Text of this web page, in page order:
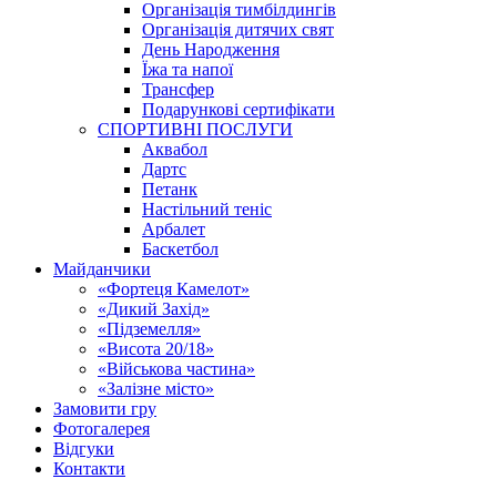
Організація тимбілдингів
Організація дитячих свят
День Народження
Їжа та напої
Трансфер
Подарункові сертифікати
СПОРТИВНІ ПОСЛУГИ
Аквабол
Дартс
Петанк
Настільний теніс
Арбалет
Баскетбол
Майданчики
«Фортеця Камелот»
«Дикий Захід»
«Підземелля»
«Висота 20/18»
«Військова частина»
«Залізне місто»
Замовити гру
Фотогалерея
Відгуки
Контакти